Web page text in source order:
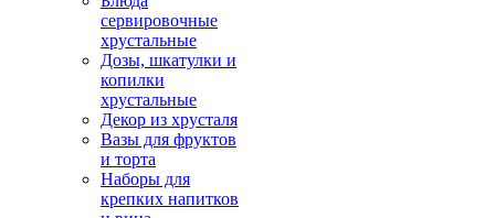
сервировочные
хрустальные
Дозы, шкатулки и
копилки
хрустальные
Декор из хрусталя
Вазы для фруктов
и торта
Наборы для
крепких напитков